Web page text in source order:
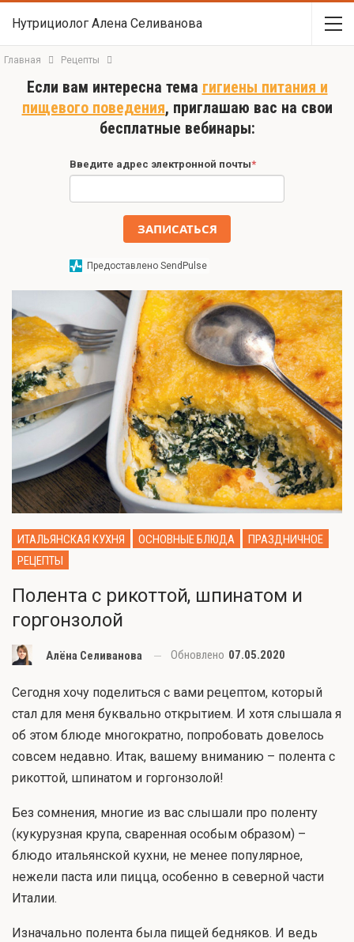
Нутрициолог Алена Селиванова
Главная Рецепты
Если вам интересна тема гигиены питания и
пищевого поведения, приглашаю вас на свои
бесплатные вебинары:
Введите адрес электронной почты*
ЗАПИСАТЬСЯ
Предоставлено SendPulse
ИТАЛЬЯНСКАЯ КУХНЯ ОСНОВНЫЕ БЛЮДА
ПРАЗДНИЧНОЕ
РЕЦЕПТЫ
Полента с рикоттой, шпинатом и
горгонзолой
Алёна Селиванова Обновлено 07.05.2020
Сегодня хочу поделиться с вами рецептом, который
стал для меня буквально открытием. И хотя слышала я
об этом блюде многократно, попробовать довелось
совсем недавно. Итак, вашему вниманию – полента с
рикоттой, шпинатом и горгонзолой!
Без сомнения, многие из вас слышали про поленту
(кукурузная крупа, сваренная особым образом) –
блюдо итальянской кухни, не менее популярное,
нежели паста или пицца, особенно в северной части
Италии.
Изначально полента была пищей бедняков. И ведь